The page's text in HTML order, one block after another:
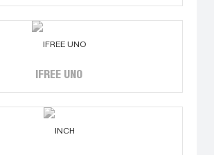
IFREE UNO